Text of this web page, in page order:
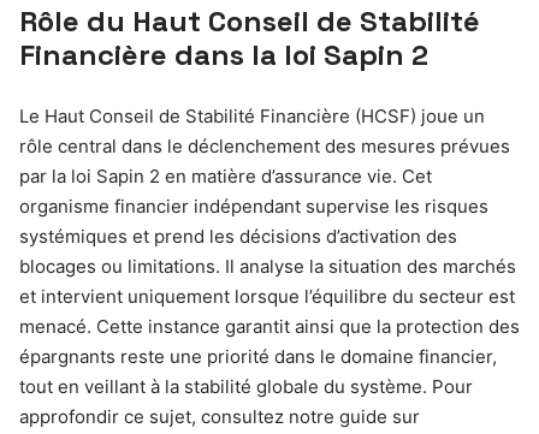
Rôle du Haut Conseil de Stabilité
Financière dans la loi Sapin 2
Le Haut Conseil de Stabilité Financière (HCSF) joue un
rôle central dans le déclenchement des mesures prévues
par la loi Sapin 2 en matière d’assurance vie. Cet
organisme financier indépendant supervise les risques
systémiques et prend les décisions d’activation des
blocages ou limitations. Il analyse la situation des marchés
et intervient uniquement lorsque l’équilibre du secteur est
menacé. Cette instance garantit ainsi que la protection des
épargnants reste une priorité dans le domaine financier,
tout en veillant à la stabilité globale du système. Pour
approfondir ce sujet, consultez notre guide sur